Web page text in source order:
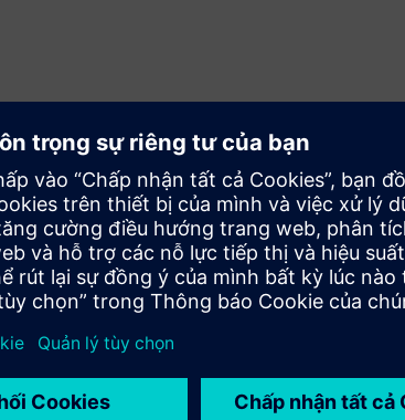
động
cấp dịch vụ cho một sản phẩm/giải pháp Siemens
giúp khách hàng triển khai, tích hợp, vận hành
bảo trì sản phẩm